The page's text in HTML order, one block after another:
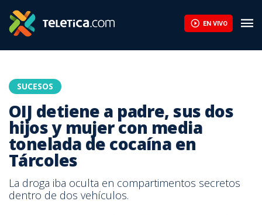
EN VIVO
SUCESOS
OIJ detiene a padre, sus dos
hijos y mujer con media
tonelada de cocaína en
Tárcoles
La droga iba oculta en compartimentos secretos
dentro de dos vehículos.